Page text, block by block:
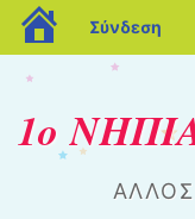
blogs.sch.gr
Σύνδεση
1ο